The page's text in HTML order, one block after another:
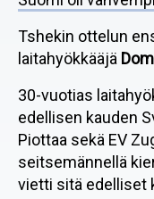
Tshekin ottelun
laitahyökkääjä
30-vuotias
edellisen kauden
Piottaa sekä EV
seitsemännellä
vietti sitä edelliset